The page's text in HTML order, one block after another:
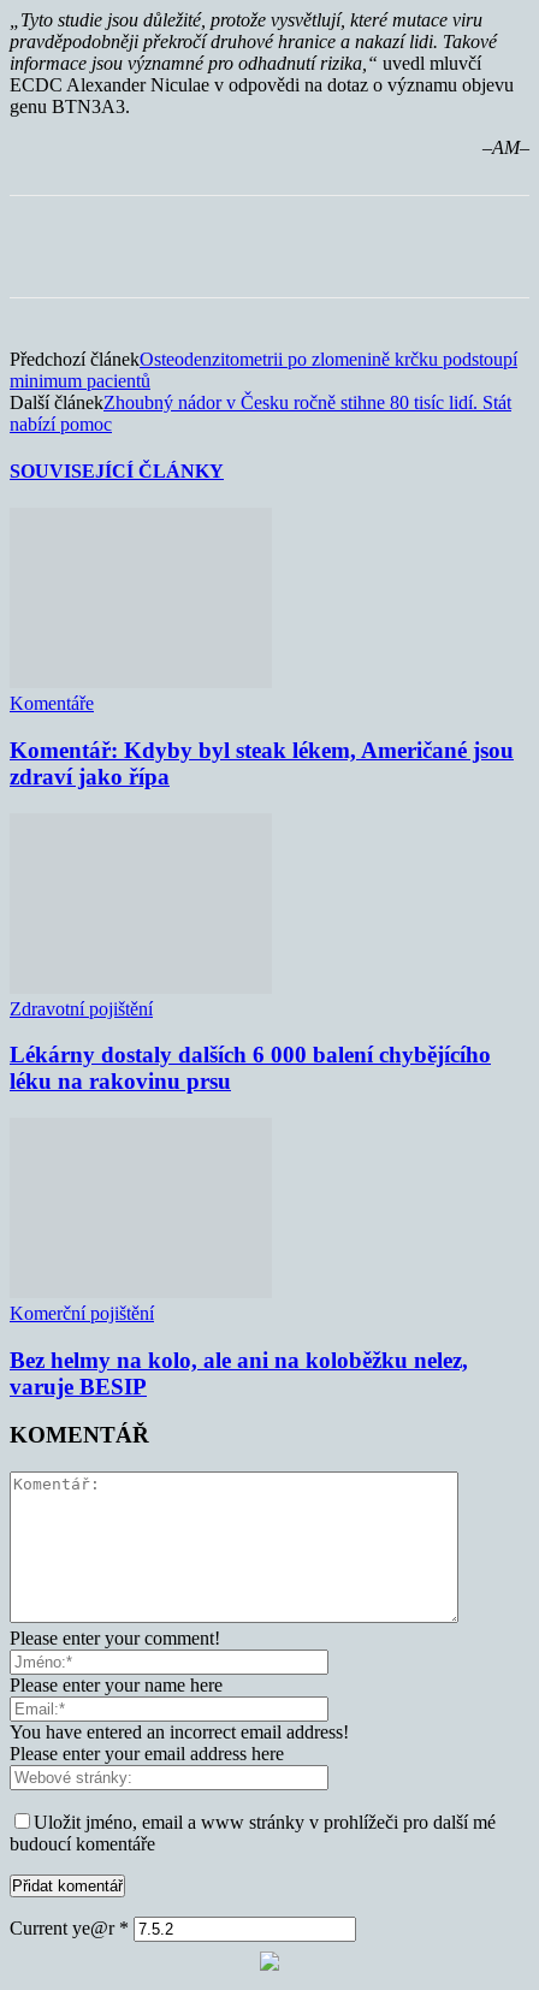
„Tyto studie jsou důležité, protože vysvětlují, které mutace viru
pravděpodobněji překročí druhové hranice a nakazí lidi. Takové
informace jsou významné pro odhadnutí rizika,“ uvedl mluvčí
ECDC Alexander Niculae v odpovědi na dotaz o významu objevu
genu BTN3A3.
–AM–
Předchozí článekOsteodenzitometrii po zlomenině krčku podstoupí
minimum pacientů
Další článekZhoubný nádor v Česku ročně stihne 80 tisíc lidí. Stát
nabízí pomoc
SOUVISEJÍCÍ ČLÁNKY
Komentáře
Komentář: Kdyby byl steak lékem, Američané jsou
zdraví jako řípa
Zdravotní pojištění
Lékárny dostaly dalších 6 000 balení chybějícího
léku na rakovinu prsu
Komerční pojištění
Bez helmy na kolo, ale ani na koloběžku nelez,
varuje BESIP
KOMENTÁŘ
Please enter your comment!
Please enter your name here
You have entered an incorrect email address!
Please enter your email address here
Uložit jméno, email a www stránky v prohlížeči pro další mé
budoucí komentáře
Current ye@r *